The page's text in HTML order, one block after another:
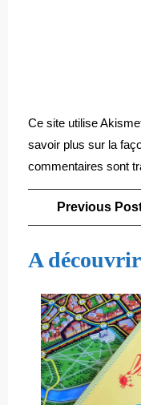
Ce site utilise
savoir plus sur la
commentaires sont
Navigation
de
l’article
Previous
A